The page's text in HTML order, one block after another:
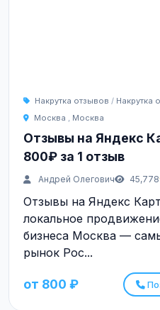
Накрутка отзывов / Накрутка
Москва , Москва
Отзывы на Яндекс
800₽ за 1 отзыв
Андрей Олегович 45,778
Отзывы на Яндекс
локальное
бизнеса Москва —
рынок Рос...
от 800 ₽